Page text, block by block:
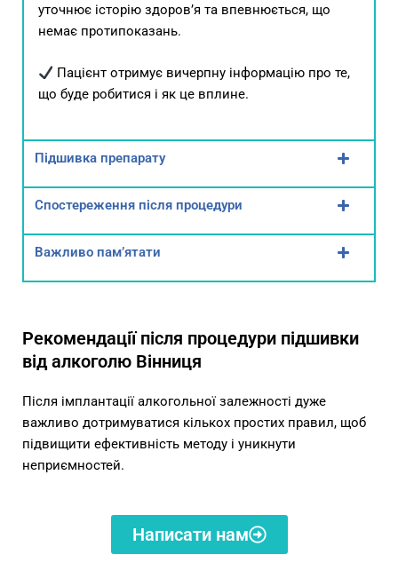
уточнює історію здоров’я та впевнюється, що
немає протипоказань.
Пацієнт отримує вичерпну інформацію про те,
що буде робитися і як це вплине.
Підшивка препарату
Спостереження після процедури
Важливо пам’ятати
Рекомендації після процедури підшивки
від алкоголю Вінниця
Після імплантації алкогольної залежності дуже
важливо дотримуватися кількох простих правил, щоб
підвищити ефективність методу і уникнути
неприємностей.
Написати нам